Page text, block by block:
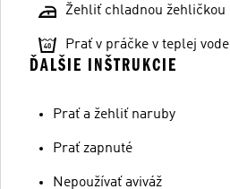
Žehliť chladnou žehličkou
Prať v práčke v teplej vode
ĎALŠIE INŠTRUKCIE
Prať a žehliť naruby
Prať zapnuté
Nepoužívať aviváž